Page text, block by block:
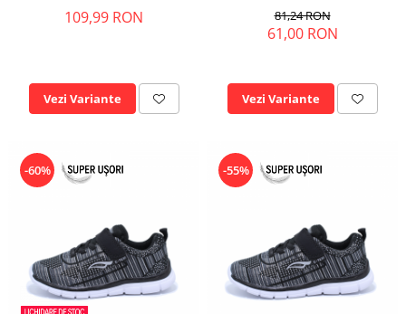
109,99 RON
Vezi Variante
81,24 RON
61,00 RON
Vezi Variante
-60% -55%